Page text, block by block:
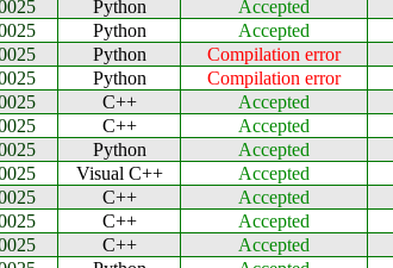
Python Accepted
Python Accepted
Python
Compilation error
Python
Compilation error
C++ Accepted
C++ Accepted
Python Accepted
Visual C++ Accepted
C++ Accepted
C++ Accepted
C++ Accepted